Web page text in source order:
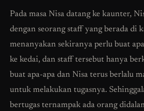
Pada masa Nisa datang ke kaunter,
dengan seorang staff yang berada di
menanyakan sekiranya perlu buat
ke kedai, dan staff tersebut hanya
buat apa-apa dan Nisa terus berlalu
untuk melakukan tugasnya.
bertugas ternampak ada orang